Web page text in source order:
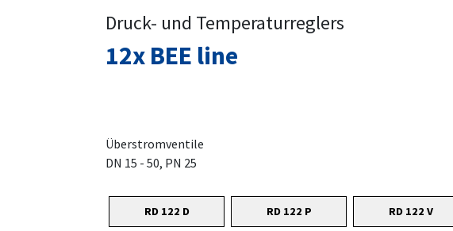
Druck- und Temperaturreglers
12x BEE line
Überstromventile
DN 15 - 50, PN 25
RD 122 D RD 122 P RD 122 V